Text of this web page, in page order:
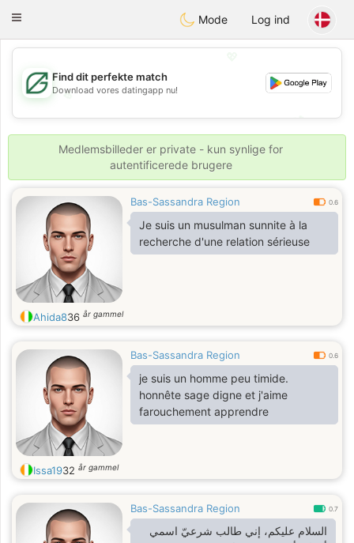
GulfDating
Toggle
Mode Log ind
💖
💕
💕
Find dit perfekte match
Download vores datingapp nu!
Medlemsbilleder er private - kun synlige for
autentificerede brugere
Bas-Sassandra Region 0.6
Je suis un musulman sunnite à la
recherche d'une relation sérieuse
Ahida836 år gammel
Bas-Sassandra Region 0.6
je suis un homme peu timide.
honnête sage digne et j'aime
farouchement apprendre
Issa1932 år gammel
Bas-Sassandra Region 0.7
السلام عليكم، إني طالب شرعيّ اسمي